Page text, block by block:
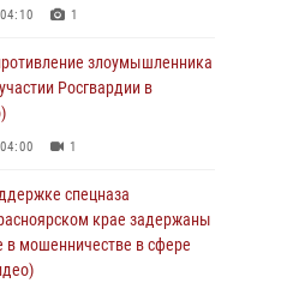
1
злоумышленника
Росгвардии в
1
спецназа
крае задержаны
мошенничестве в сфере